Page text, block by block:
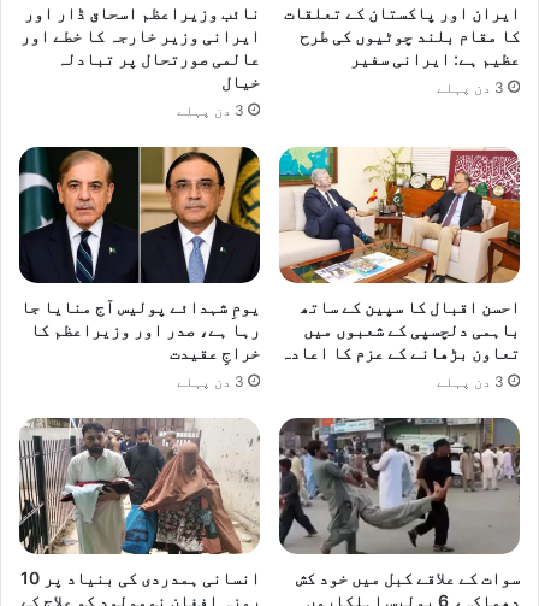
ایران اور پاکستان کے تعلقات
کا مقام بلند چوٹیوں کی طرح
عظیم ہے: ایرانی سفیر
3 دن پہلے
نائب وزیراعظم اسحاق ڈار اور
ایرانی وزیر خارجہ کا خطے اور
عالمی صورتحال پر تبادلہ
خیال
3 دن پہلے
احسن اقبال کا سپین کے ساتھ
باہمی دلچسپی کے شعبوں میں
تعاون بڑھانے کے عزم کا اعادہ
3 دن پہلے
یومِ شہدائے پولیس آج منایا جا
رہا ہے، صدر اور وزیراعظم کا
خراجِ عقیدت
3 دن پہلے
سوات کے علاقے کبل میں خود کش
دھماکہ، 6 پولیس اہلکاروں
انسانی ہمدردی کی بنیاد پر 10
روزہ افغان نومولود کو علاج کے